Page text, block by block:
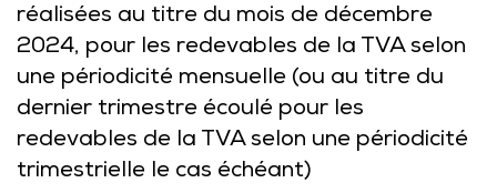
réalisées au titre du mois de décembre
2024, pour les redevables de la TVA selon
une périodicité mensuelle (ou au titre du
dernier trimestre écoulé pour les
redevables de la TVA selon une périodicité
trimestrielle le cas échéant)